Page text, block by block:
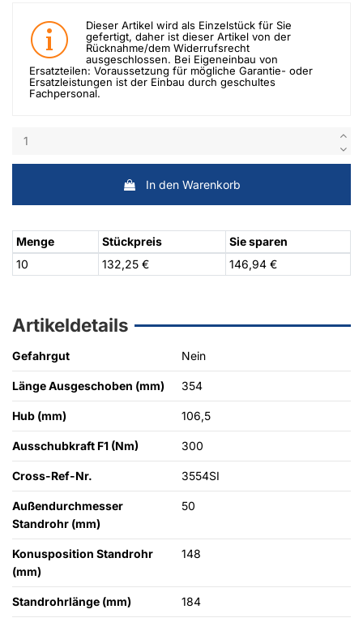
Dieser Artikel wird als Einzelstück für Sie
gefertigt, daher ist dieser Artikel von der
Rücknahme/dem Widerrufsrecht
ausgeschlossen. Bei Eigeneinbau von
Ersatzteilen: Voraussetzung für mögliche Garantie- oder
Ersatzleistungen ist der Einbau durch geschultes
Fachpersonal.
In den Warenkorb
Menge Stückpreis
Sie sparen
10
132,25 € 146,94 €
Artikeldetails
Gefahrgut Nein
Länge Ausgeschoben (mm) 354
Hub (mm) 106,5
Ausschubkraft F1 (Nm) 300
Cross-Ref-Nr. 3554SI
Außendurchmesser
Standrohr (mm)
50
Konusposition Standrohr
(mm)
148
Standrohrlänge (mm) 184